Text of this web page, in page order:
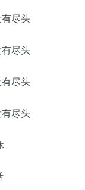
尽头
尽头
尽头
尽头